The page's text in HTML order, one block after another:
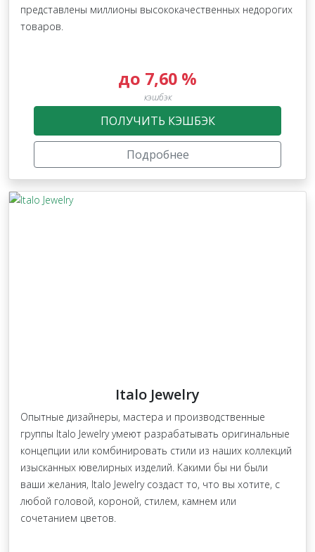
представлены миллионы высококачественных недорогих
товаров.
до 7,60 %
кэшбэк
ПОЛУЧИТЬ КЭШБЭК
Подробнее
Italo Jewelry
Опытные дизайнеры, мастера и производственные
группы Italo Jewelry умеют разрабатывать оригинальные
концепции или комбинировать стили из наших коллекций
изысканных ювелирных изделий. Какими бы ни были
ваши желания, Italo Jewelry создаст то, что вы хотите, с
любой головой, короной, стилем, камнем или
сочетанием цветов.